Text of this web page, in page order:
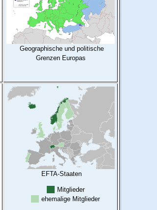
Geographische und politische
Grenzen Europas
EFTA-Staaten
Mitglieder
ehemalige Mitglieder